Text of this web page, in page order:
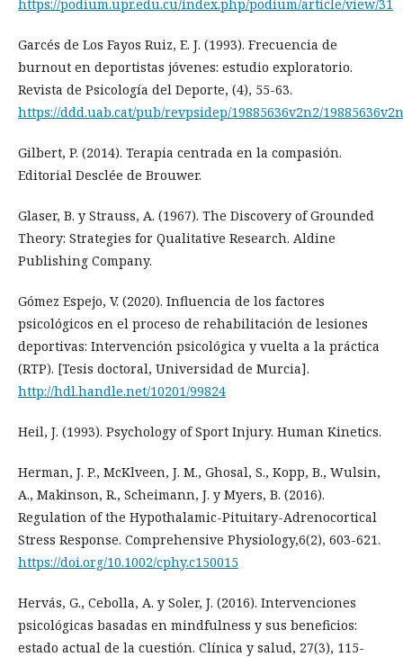
https://podium.upr.edu.cu/index.php/podium/article/view/31
Garcés de Los Fayos Ruiz, E. J. (1993). Frecuencia de
burnout en deportistas jóvenes: estudio exploratorio.
Revista de Psicología del Deporte, (4), 55-63.
https://ddd.uab.cat/pub/revpsidep/19885636v2n2/
Gilbert, P. (2014). Terapia centrada en la compasión.
Editorial Desclée de Brouwer.
Glaser, B. y Strauss, A. (1967). The Discovery of Grounded
Theory: Strategies for Qualitative Research. Aldine
Publishing Company.
Gómez Espejo, V. (2020). Influencia de los factores
psicológicos en el proceso de rehabilitación de lesiones
deportivas: Intervención psicológica y vuelta a la práctica
(RTP). [Tesis doctoral, Universidad de Murcia].
http://hdl.handle.net/10201/99824
Heil, J. (1993). Psychology of Sport Injury. Human Kinetics.
Herman, J. P., McKlveen, J. M., Ghosal, S., Kopp, B., Wulsin,
A., Makinson, R., Scheimann, J. y Myers, B. (2016).
Regulation of the Hypothalamic-Pituitary-Adrenocortical
Stress Response. Comprehensive Physiology,6(2), 603-621.
https://doi.org/10.1002/cphy.c150015
Hervás, G., Cebolla, A. y Soler, J. (2016). Intervenciones
psicológicas basadas en mindfulness y sus beneficios:
estado actual de la cuestión. Clínica y salud, 27(3), 115-